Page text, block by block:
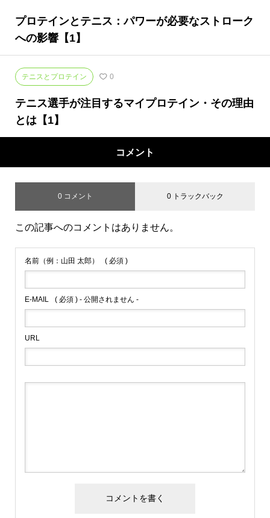
プロテインとテニス：パワーが必要なストローク
への影響【1】
テニスとプロテイン 0
テニス選手が注目するマイプロテイン・その理由
とは【1】
コメント
0 コメント 0 トラックバック
この記事へのコメントはありません。
名前（例：山田 太郎） ( 必須 )
E-MAIL ( 必須 ) - 公開されません -
URL